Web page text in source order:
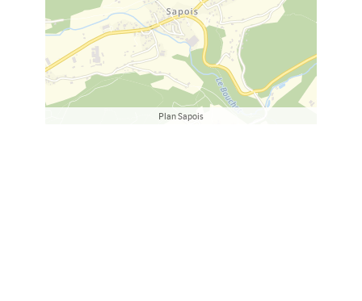
Plan Sapois